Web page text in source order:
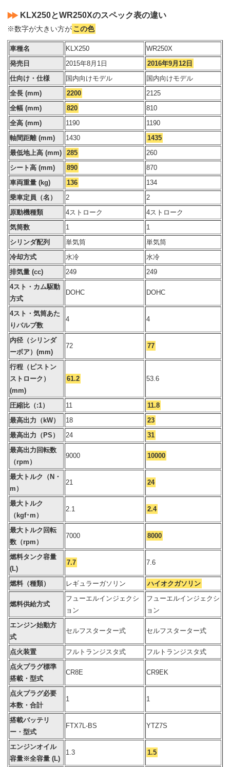
KLX250とWR250Xのスペック表の違い
※数字が大きい方がこの色
車種名 KLX250
WR250X
発売日
2015年8月1日
2016年9月12日
仕向け・仕様
国内向けモデル
国内向けモデル
全長 (mm)
2200
2125
全幅 (mm)
820
810
全高 (mm)
1190
1190
軸間距離 (mm)
1430
1435
最低地上高 (mm)
285
260
シート高 (mm)
890
870
車両重量 (kg)
136
134
乗車定員（名）
2
2
原動機種類
4ストローク
4ストローク
気筒数
1
1
シリンダ配列
単気筒
単気筒
冷却方式
水冷
水冷
排気量 (cc)
249
249
4スト・カム駆動
方式
DOHC DOHC
4スト・気筒あた
りバルブ数
4 4
内径（シリンダ
ーボア）(mm)
72 77
行程（ピストン
ストローク）
(mm)
61.2 53.6
圧縮比（:1） 11
11.8
最高出力（kW）
18
23
最高出力（PS）
24
31
最高出力回転数
（rpm）
9000 10000
最大トルク（N・
m）
21 24
最大トルク
（kgf･m）
2.1 2.4
最大トルク回転
数（rpm）
7000 8000
燃料タンク容量
(L)
7.7 7.6
燃料（種類） レギュラーガソリン ハイオクガソリン
燃料供給方式
フューエルインジェクシ
ョン
フューエルインジェクシ
ョン
エンジン始動方
式
セルフスターター式 セルフスターター式
点火装置 フルトランジスタ式
フルトランジスタ式
点火プラグ標準
搭載・型式
CR8E CR9EK
点火プラグ必要
本数・合計
1 1
搭載バッテリ
ー・型式
FTX7L-BS YTZ7S
エンジンオイル
容量※全容量 (L)
1.3 1.5